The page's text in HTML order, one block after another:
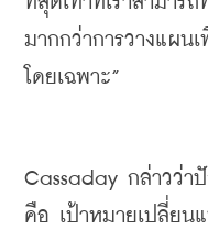
มากกว่าการวางแผน
โดยเฉพาะ”
Cassaday กล่าวว่า
คือ เป้าหมายเปลี่ยน